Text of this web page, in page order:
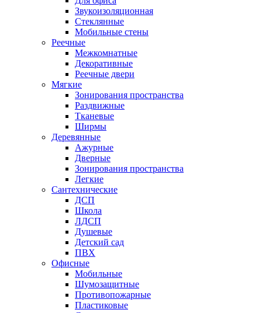
Звукоизоляционная
Стеклянные
Мобильные стены
Реечные
Межкомнатные
Декоративные
Реечные двери
Мягкие
Зонирования пространства
Раздвижные
Тканевые
Ширмы
Деревянные
Ажурные
Дверные
Зонирования пространства
Легкие
Сантехнические
ДСП
Школа
ЛДСП
Душевые
Детский сад
ПВХ
Офисные
Мобильные
Шумозащитные
Противопожарные
Пластиковые